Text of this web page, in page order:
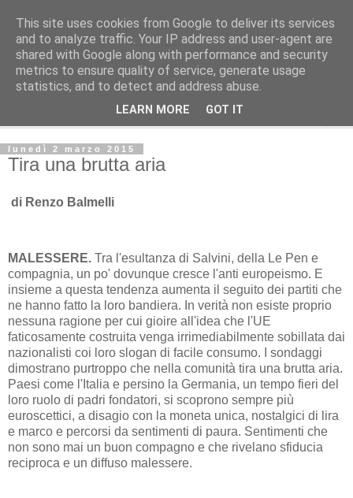
L'Avvenire dei lavoratori
SPIGOLATURE
lunedì 2 marzo 2015
Tira una brutta aria
di Renzo Balmelli
MALESSERE. Tra l'esultanza di Salvini, della Le Pen e
compagnia, un po' dovunque cresce l'anti europeismo. E
insieme a questa tendenza aumenta il seguito dei partiti che
ne hanno fatto la loro bandiera. In verità non esiste proprio
nessuna ragione per cui gioire all'idea che l'UE
faticosamente costruita venga irrimediabilmente sobillata dai
nazionalisti coi loro slogan di facile consumo. I sondaggi
dimostrano purtroppo che nella comunità tira una brutta aria.
Paesi come l'Italia e persino la Germania, un tempo fieri del
loro ruolo di padri fondatori, si scoprono sempre più
euroscettici, a disagio con la moneta unica, nostalgici di lira
e marco e percorsi da sentimenti di paura. Sentimenti che
non sono mai un buon compagno e che rivelano sfiducia
reciproca e un diffuso malessere.
This site uses cookies from Google to deliver its services
and to analyze traffic. Your IP address and user-agent are
shared with Google along with performance and security
metrics to ensure quality of service, generate usage
statistics, and to detect and address abuse.
LEARN MORE GOT IT